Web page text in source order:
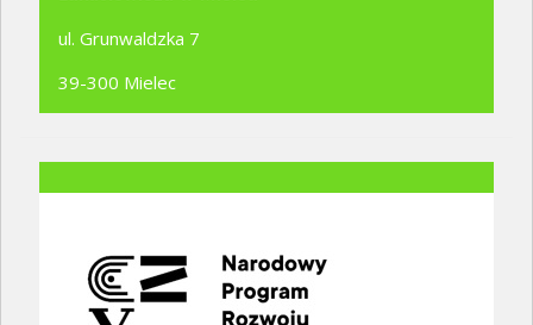
ul. Grunwaldzka 7
39-300 Mielec